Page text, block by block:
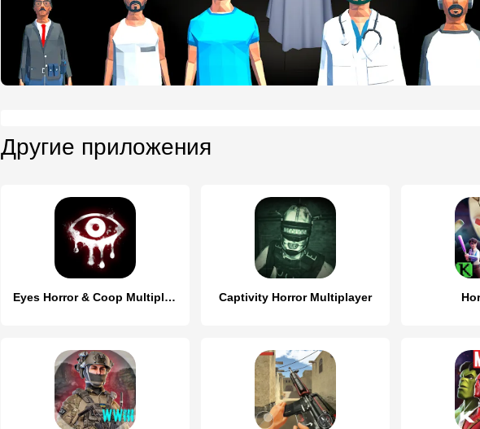
Другие приложения
Eyes Horror & Coop Multiplayer Captivity Horror Multiplayer